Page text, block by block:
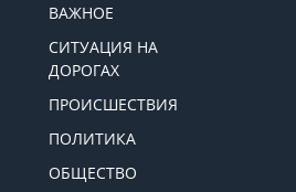
ВАЖНОЕ
СИТУАЦИЯ НА
ДОРОГАХ
ПРОИСШЕСТВИЯ
ПОЛИТИКА
ОБЩЕСТВО